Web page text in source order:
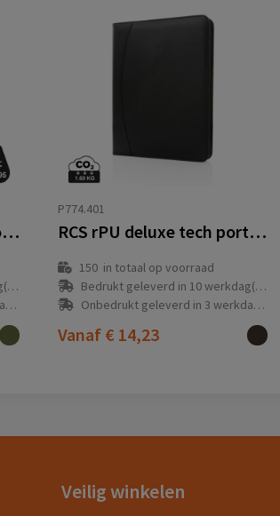
Impact Aware™ A4 portfolio met magnetische sluiting
P774.401
RCS rPU deluxe tech portfolio met rits
150 in totaal op voorraad
Bedrukt geleverd in 10 werkdag(en)
Onbedrukt geleverd in 3 werkdag(en)
Vanaf € 14,23
Veilig winkelen